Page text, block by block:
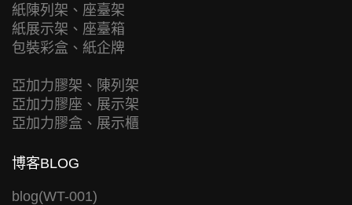
紙陳列架、座臺架
紙展示架、座臺箱
包裝彩盒、紙企牌
亞加力膠架、陳列架
亞加力膠座、展示架
亞加力膠盒、展示櫃
博客BLOG
blog(WT-001)